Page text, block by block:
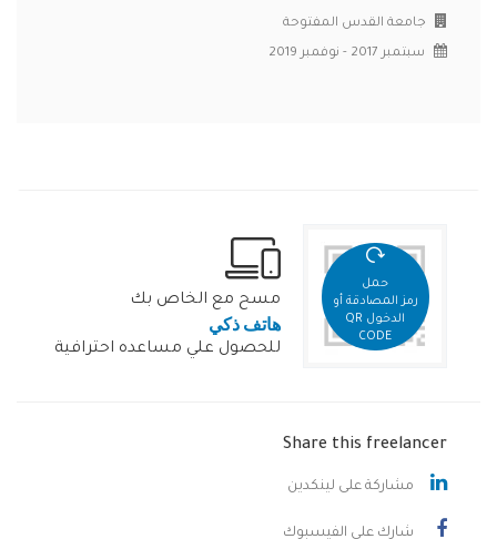
جامعة القدس المفتوحة
سبتمبر 2017 - نوفمبر 2019
حمل
رمز المصادقة أو
الدخول QR
CODE
مسح مع الخاص بك
هاتف ذكي
للحصول علي مساعده احترافية
Share this freelancer
مشاركة على لينكدين
شارك على الفيسبوك